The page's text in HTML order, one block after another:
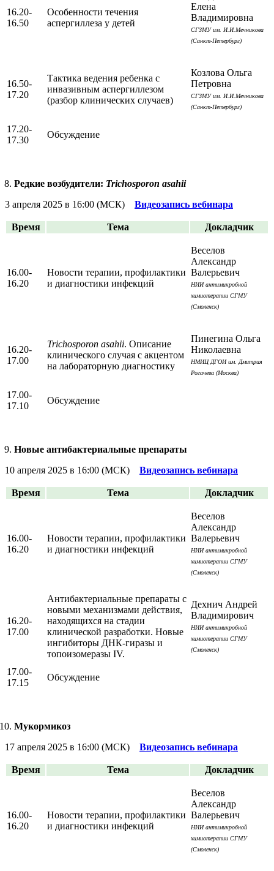
16.20-
16.50
Особенности течения
аспергиллеза у детей
Елена
Владимировна
СГЗМУ им. И.И.Мечникова
(Санкт-Петербург)
16.50-
17.20
Тактика ведения ребенка с
инвазивным аспергиллезом
(разбор клинических случаев)
Козлова Ольга
Петровна
СГЗМУ им. И.И.Мечникова
(Санкт-Петербург)
17.20-
17.30
Обсуждение
Редкие возбудители: Trichosporon asahii
3 апреля 2025 в 16:00 (МСК) Видеозапись вебинара
Время Тема Докладчик
16.00-
16.20
Новости терапии, профилактики
и диагностики инфекций
Веселов
Александр
Валерьевич
НИИ антимикробной
химиотерапии СГМУ
(Смоленск)
16.20-
17.00
Trichosporon asahii. Описание
клинического случая с акцентом
на лабораторную диагностику
Пинегина Ольга
Николаевна
НМИЦ ДГОИ им. Дмитрия
Рогачева (Москва)
17.00-
17.10
Обсуждение
Новые антибактериальные препараты
10 апреля 2025 в 16:00 (МСК) Видеозапись вебинара
Время Тема Докладчик
16.00-
16.20
Новости терапии, профилактики
и диагностики инфекций
Веселов
Александр
Валерьевич
НИИ антимикробной
химиотерапии СГМУ
(Смоленск)
16.20-
17.00
Антибактериальные препараты с
новыми механизмами действия,
находящихся на стадии
клинической разработки. Новые
ингибиторы ДНК-гиразы и
топоизомеразы IV.
Дехнич Андрей
Владимирович
НИИ антимикробной
химиотерапии СГМУ
(Смоленск)
17.00-
17.15
Обсуждение
Мукормикоз
17 апреля 2025 в 16:00 (МСК) Видеозапись вебинара
Время Тема Докладчик
16.00-
16.20
Новости терапии, профилактики
и диагностики инфекций
Веселов
Александр
Валерьевич
НИИ антимикробной
химиотерапии СГМУ
(Смоленск)